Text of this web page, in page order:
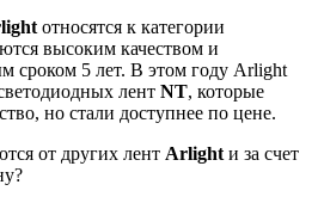
относятся к категории
высоким качеством и
сроком 5 лет. В этом году Arlight
лент NT, которые
но стали доступнее по цене.
от других лент Arlight и за счет